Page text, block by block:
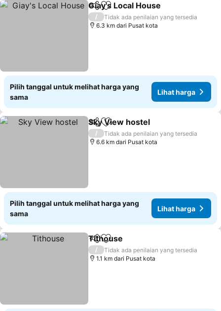
BagikanTambahkan ke favorit
Giay's Local House
/
Tidak ada penilaian yang tersedia
6.3 km dari Pusat kota
Pilih tanggal untuk melihat harga yang
sama
Lihat harga
BagikanTambahkan ke favorit
Sky View hostel
/
Tidak ada penilaian yang tersedia
6.6 km dari Pusat kota
Pilih tanggal untuk melihat harga yang
sama
Lihat harga
BagikanTambahkan ke favorit
Tithouse
/
Tidak ada penilaian yang tersedia
1.1 km dari Pusat kota